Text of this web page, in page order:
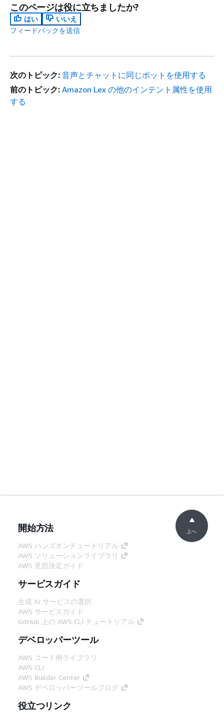
このページは役に立ちましたか?
はい
いいえ
フィードバックを送信
次のトピック: 音声とチャットに同じボットを使用する
前のトピック: Amazon Lex の他のインテント属性を使用
する
開始方法
AWS ハンズオンチュートリアル
AWS ソリューションライブラリ
AWS 意思決定ガイド
サービスガイド
生成 AI サービスの選択
AWS サービスガイド
GitHub 上の AWS CLI チュートリアル
デベロッパーツール
AWS コード例ライブラリ
AWS CLI
AWS Builder Center
AWS デベロッパーツールブログ
役立つリンク
上へ